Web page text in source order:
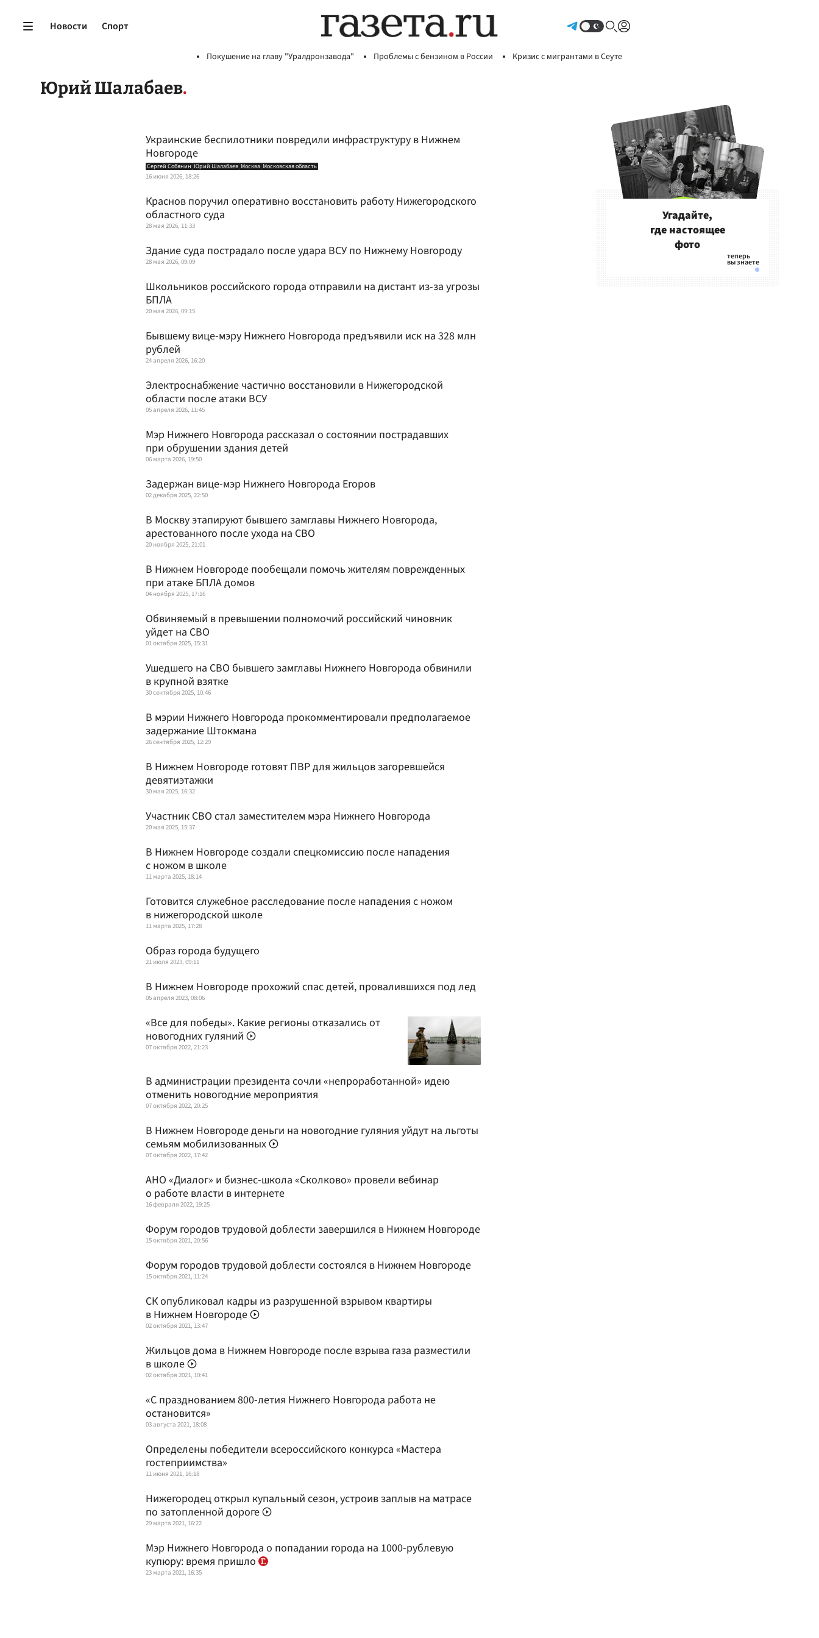
Новости Спорт
Покушение на главу "Уралдронзавода" Проблемы с бензином в России Кризис с мигрантами в Сеуте
Юрий Шалабаев
Украинские беспилотники повредили инфраструктуру в Нижнем
Новгороде
Сергей Собянин Юрий Шалабаев Москва Московская область
16 июня 2026, 18:26
Краснов поручил оперативно восстановить работу Нижегородского
областного суда
28 мая 2026, 11:33
Здание суда пострадало после удара ВСУ по Нижнему Новгороду
28 мая 2026, 09:09
Школьников российского города отправили на дистант из-за угрозы
БПЛА
20 мая 2026, 09:15
Бывшему вице-мэру Нижнего Новгорода предъявили иск на 328 млн
рублей
24 апреля 2026, 16:20
Электроснабжение частично восстановили в Нижегородской
области после атаки ВСУ
05 апреля 2026, 11:45
Мэр Нижнего Новгорода рассказал о состоянии пострадавших
при обрушении здания детей
06 марта 2026, 19:50
Задержан вице-мэр Нижнего Новгорода Егоров
02 декабря 2025, 22:50
В Москву этапируют бывшего замглавы Нижнего Новгорода,
арестованного после ухода на СВО
20 ноября 2025, 21:01
В Нижнем Новгороде пообещали помочь жителям поврежденных
при атаке БПЛА домов
04 ноября 2025, 17:16
Обвиняемый в превышении полномочий российский чиновник
уйдет на СВО
01 октября 2025, 15:31
Ушедшего на СВО бывшего замглавы Нижнего Новгорода обвинили
в крупной взятке
30 сентября 2025, 10:46
В мэрии Нижнего Новгорода прокомментировали предполагаемое
задержание Штокмана
26 сентября 2025, 12:29
В Нижнем Новгороде готовят ПВР для жильцов загоревшейся
девятиэтажки
30 мая 2025, 16:32
Участник СВО стал заместителем мэра Нижнего Новгорода
20 мая 2025, 15:37
В Нижнем Новгороде создали спецкомиссию после нападения
с ножом в школе
11 марта 2025, 18:14
Готовится служебное расследование после нападения с ножом
в нижегородской школе
11 марта 2025, 17:28
Образ города будущего
21 июля 2023, 09:11
В Нижнем Новгороде прохожий спас детей, провалившихся под лед
05 апреля 2023, 08:06
«Все для победы». Какие регионы отказались от
новогодних гуляний
07 октября 2022, 21:23
В администрации президента сочли «непроработанной» идею
отменить новогодние мероприятия
07 октября 2022, 20:25
В Нижнем Новгороде деньги на новогодние гуляния уйдут на льготы
семьям мобилизованных
07 октября 2022, 17:42
АНО «Диалог» и бизнес-школа «Сколково» провели вебинар
о работе власти в интернете
16 февраля 2022, 19:25
Форум городов трудовой доблести завершился в Нижнем Новгороде
15 октября 2021, 20:56
Форум городов трудовой доблести состоялся в Нижнем Новгороде
15 октября 2021, 11:24
СК опубликовал кадры из разрушенной взрывом квартиры
в Нижнем Новгороде
02 октября 2021, 13:47
Жильцов дома в Нижнем Новгороде после взрыва газа разместили
в школе
02 октября 2021, 10:41
«С празднованием 800-летия Нижнего Новгорода работа не
остановится»
03 августа 2021, 18:08
Определены победители всероссийского конкурса «Мастера
гостеприимства»
11 июня 2021, 16:18
Нижегородец открыл купальный сезон, устроив заплыв на матрасе
по затопленной дороге
29 марта 2021, 16:22
Мэр Нижнего Новгорода о попадании города на 1000-рублевую
купюру: время пришло
23 марта 2021, 16:35
Угадайте,
где настоящее
фото